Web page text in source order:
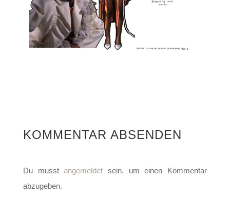
KOMMENTAR ABSENDEN
Du musstangemeldet sein, um einen Kommentar
abzugeben.